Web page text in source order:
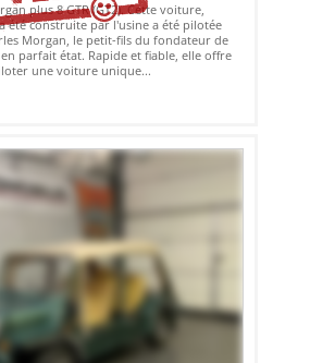
plus 8 GTR (GT2). Cette voiture,
été construite par l'usine a été pilotée
Morgan, le petit-fils du fondateur de
parfait état. Rapide et fiable, elle offre
une voiture unique...